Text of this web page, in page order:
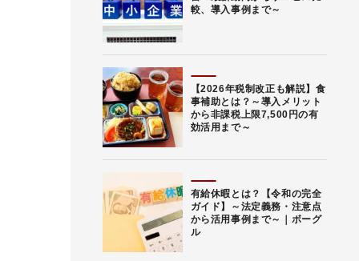
較、導入事例まで～
【2026年税制改正も解説】食
事補助とは？～導入メリット
から非課税上限7,500円の有
効活用まで～
有給休暇とは？【令和の完全
ガイド】～法定義務・注意点
から活用事例まで～｜ボーグ
ル